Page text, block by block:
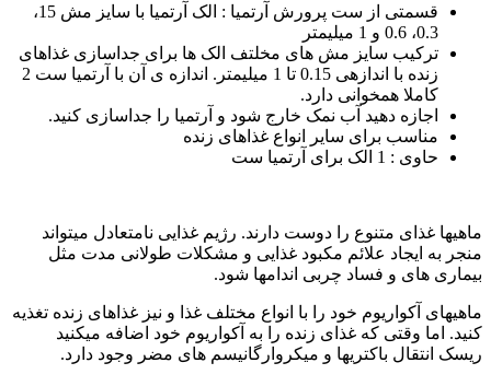
قسمتی از ست پرورش آرتمیا : الک آرتمیا با سایز مش 15،
0.3، 0.6 و 1 میلیمتر
ترکیب سایز مش­ های مخلتف الک ها برای جداسازی غذاهای
زنده با اندازه­ی 0.15 تا 1 میلیمتر. اندازه­ ی آن با آرتمیا ست 2
کاملا همخوانی دارد.
اجازه دهید آب نمک خارج شود و آرتمیا را جداسازی کنید.
مناسب برای سایر انواع غذاهای زنده
حاوی : 1 الک برای آرتمیا ست
ماهی­ها غذای متنوع را دوست دارند. رژیم غذایی نامتعادل می­تواند
منجر به ایجاد علائم مکبود غذایی و مشکلات طولانی مدت مثل
بیماری­ های و فساد چربی اندام­ها شود.
ماهی­های آکواریوم خود را با انواع مختلف غذا و نیز غذاهای زنده تغذیه
کنید. اما وقتی که غذای زنده را به آکواریوم خود اضافه می­کنید
ریسک انتقال باکتری­ها و میکروارگانیسم­ های مضر وجود دارد.